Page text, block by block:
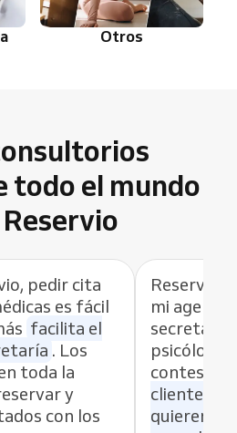
Otros
todo el mundo
pedir cita
es fácil
facilita el
. Los
toda la
y
con los
Reservio
mi
secretaria
psicóloga,
contestar
clientes
quieren y